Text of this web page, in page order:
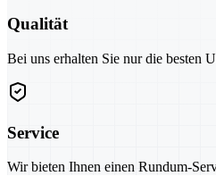
Qualität
Bei uns erhalten Sie nur die besten
Service
Wir bieten Ihnen einen Rundum-